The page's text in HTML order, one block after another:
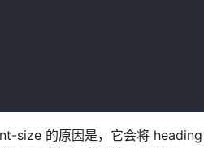
size 的原因是，它会将